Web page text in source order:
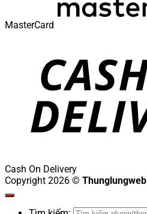
MasterCard
Cash On Delivery
Copyright 2026 © Thunglungweb